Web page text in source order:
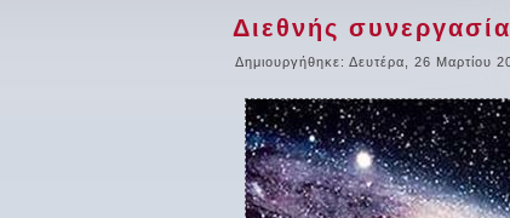
Διεθνής
Δημιουργήθηκε: Δευτέρα, 26 Μαρτίου